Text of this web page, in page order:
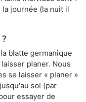
journée (la nuit il
blatte germanique
planer. Nous
se laisser « planer »
sol (par
essayer de